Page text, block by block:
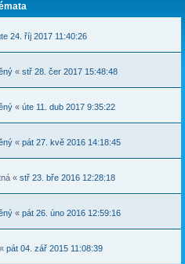
24. říj 2017 11:40:26
« stř 28. čer 2017 15:48:48
« úte 11. dub 2017 9:35:22
« pát 27. kvě 2016 14:18:45
« stř 23. bře 2016 12:28:18
« pát 26. úno 2016 12:59:16
« pát 04. zář 2015 11:08:39